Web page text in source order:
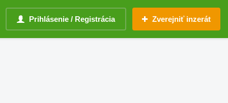
Prihlásenie / Registrácia Zverejniť inzerát